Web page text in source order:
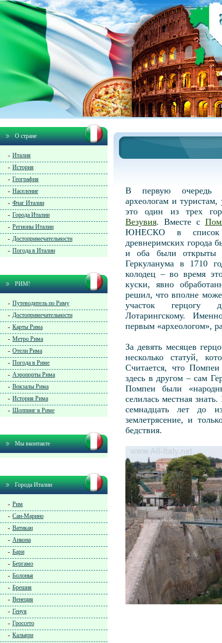
В первую очередь
археологам и
это один из трех
Везувия. Вместе с
ЮНЕСКО в список
древнеримских города
и оба были открыты
Геркуланума в 1710
колодец – во время
куски, явно
решил, что вполне
участок герцогу
Лотарингскому.
первым «археологом»,
За девять месяцев
несколько статуй,
Считается, что
здесь в другом – сам
Помпеи были
селилась местная
семнадцать лет до
землетрясение, и
бедствия.
О стране
Италия
История
География
Население
Флаг Италии
Города Италии
Регионы Италии
Достопримечательности
Погода в Италии
РИМ!
Путеводитель по Риму
Достопримечательности
Карты Рима
Метро Рима
Отели Рима
Погода в Риме
Аэропорты Рима
Вокзалы Рима
История Рима
Шоппинг в Риме
Мы вконтакте
Города Италии
Рим
Сан-Марино
Ватикан
Анкона
Бари
Бергамо
Болонья
Брешия
Венеция
Генуя
Гроссето
Кальяри